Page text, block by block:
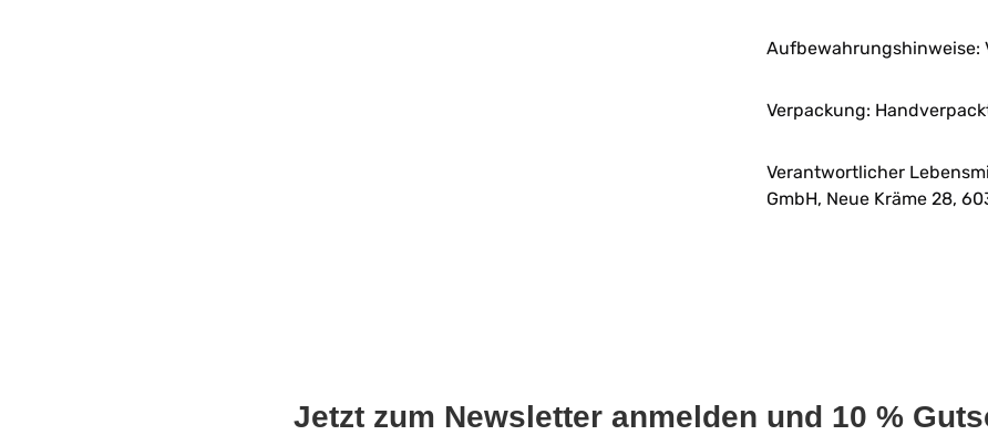
Aufbewahrungshinweise:
Verpackung:
Verantwortlicher
GmbH, Neue Kräme 28,
Jetzt zum Newsletter anmelden und 10 %